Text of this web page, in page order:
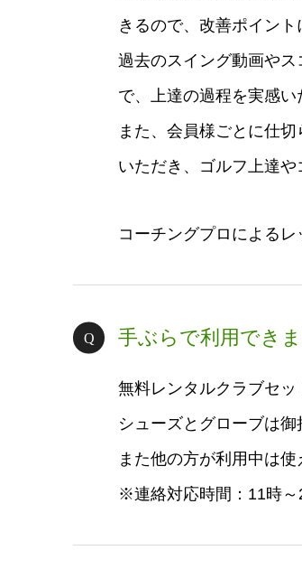
きるので、改善ポイント
過去のスイング動画や
で、上達の過程を実感い
また、会員様ごとに仕
いただき、ゴルフ上達や
コーチングプロによる
手ぶらで利用でき
無料レンタルクラブセッ
シューズとグローブは御
また他の方が利用中は
※連絡対応時間：11時～